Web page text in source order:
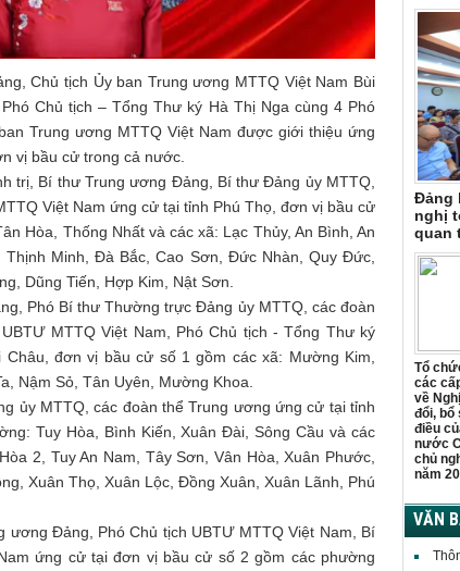
Chủ tịch Ủy ban Trung ương MTTQ Việt Nam Bùi
Chủ tịch – Tổng Thư ký Hà Thị Nga cùng 4 Phó
Trung ương MTTQ Việt Nam được giới thiệu ứng
vị bầu cử trong cả nước.
trị, Bí thư Trung ương Đảng, Bí thư Đảng ủy MTTQ,
Việt Nam ứng cử tại tỉnh Phú Thọ, đơn vị bầu cử
Hòa, Thống Nhất và các xã: Lạc Thủy, An Bình, An
Minh, Đà Bắc, Cao Sơn, Đức Nhàn, Quy Đức,
Dũng Tiến, Hợp Kim, Nật Sơn.
Phó Bí thư Thường trực Đảng ủy MTTQ, các đoàn
MTTQ Việt Nam, Phó Chủ tịch - Tổng Thư ký
đơn vị bầu cử số 1 gồm các xã: Mường Kim,
Nậm Sỏ, Tân Uyên, Mường Khoa.
ủy MTTQ, các đoàn thể Trung ương ứng cử tại tỉnh
Tuy Hòa, Bình Kiến, Xuân Đài, Sông Cầu và các
2, Tuy An Nam, Tây Sơn, Vân Hòa, Xuân Phước,
Xuân Thọ, Xuân Lộc, Đồng Xuân, Xuân Lãnh, Phú
ương Đảng, Phó Chủ tịch UBTƯ MTTQ Việt Nam, Bí
ứng cử tại đơn vị bầu cử số 2 gồm các phường
Đảng
nghị
quan
Tổ
các
về
đổi, bổ
điều
nước
chủ
năm
VĂN